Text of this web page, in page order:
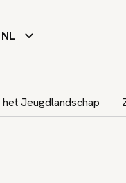
NL
het Jeugdlandschap